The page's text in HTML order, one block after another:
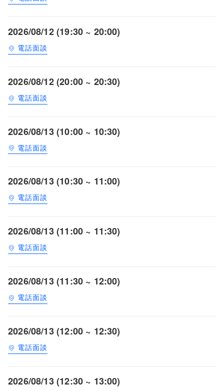
2026/08/12 (19:30 ~ 20:00)
電話面談
2026/08/12 (20:00 ~ 20:30)
電話面談
2026/08/13 (10:00 ~ 10:30)
電話面談
2026/08/13 (10:30 ~ 11:00)
電話面談
2026/08/13 (11:00 ~ 11:30)
電話面談
2026/08/13 (11:30 ~ 12:00)
電話面談
2026/08/13 (12:00 ~ 12:30)
電話面談
2026/08/13 (12:30 ~ 13:00)